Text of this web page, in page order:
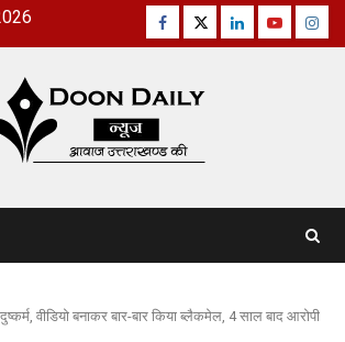
Facebook
TwitterLinkedinYoutube
वीडियो बनाकर बार-बार किया ब्लैकमेल, 4 साल बाद आरोपी